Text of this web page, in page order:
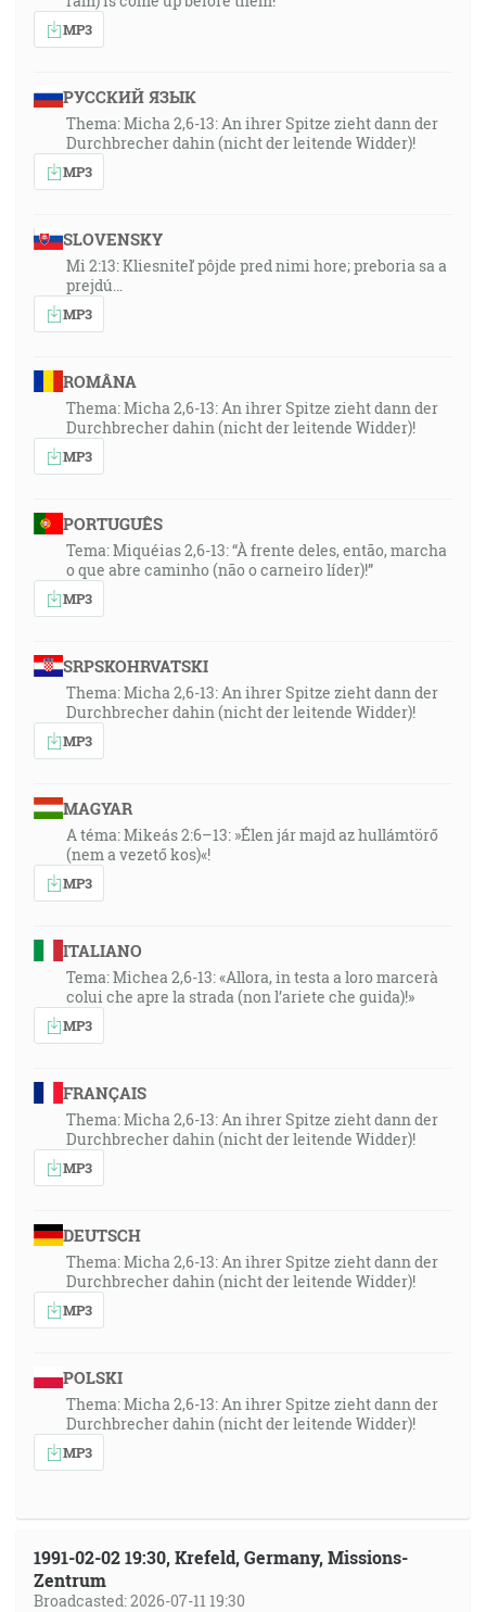
MP3
РУССКИЙ ЯЗЫК
Thema: Micha 2,6-13: An ihrer Spitze zieht dann der
Durchbrecher dahin (nicht der leitende Widder)!
MP3
SLOVENSKY
Mi 2:13: Kliesniteľ pôjde pred nimi hore; preboria sa a
prejdú…
MP3
ROMÂNA
Thema: Micha 2,6-13: An ihrer Spitze zieht dann der
Durchbrecher dahin (nicht der leitende Widder)!
MP3
PORTUGUÊS
Tema: Miquéias 2,6-13: “À frente deles, então, marcha
o que abre caminho (não o carneiro líder)!”
MP3
SRPSKOHRVATSKI
Thema: Micha 2,6-13: An ihrer Spitze zieht dann der
Durchbrecher dahin (nicht der leitende Widder)!
MP3
MAGYAR
A téma: Mikeás 2:6–13: »Élen jár majd az hullámtörő
(nem a vezető kos)«!
MP3
ITALIANO
Tema: Michea 2,6-13: «Allora, in testa a loro marcerà
colui che apre la strada (non l’ariete che guida)!»
MP3
FRANÇAIS
Thema: Micha 2,6-13: An ihrer Spitze zieht dann der
Durchbrecher dahin (nicht der leitende Widder)!
MP3
DEUTSCH
Thema: Micha 2,6-13: An ihrer Spitze zieht dann der
Durchbrecher dahin (nicht der leitende Widder)!
MP3
POLSKI
Thema: Micha 2,6-13: An ihrer Spitze zieht dann der
Durchbrecher dahin (nicht der leitende Widder)!
MP3
1991-02-02 19:30, Krefeld, Germany, Missions-
Zentrum
Broadcasted: 2026-07-11 19:30